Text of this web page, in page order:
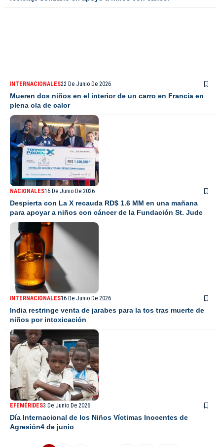
INTERNACIONALES22 De Junio De 2026
Mueren dos niños en el interior de un carro en Francia en
plena ola de calor
NACIONALES16 De Junio De 2026
Despierta con La X recauda RD$ 1.6 MM en una mañana
para apoyar a niños con cáncer de la Fundación St. Jude
INTERNACIONALES16 De Junio De 2026
India restringe venta de jarabes para la tos tras muerte de
niños por intoxicación
EFEMÉRIDES3 De Junio De 2026
Día Internacional de los Niños Víctimas Inocentes de
Agresión4 de junio